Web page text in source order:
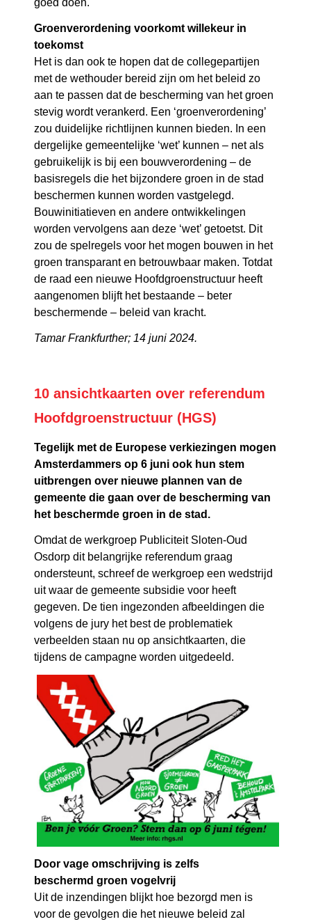
goed doen.
Groenverordening voorkomt willekeur in
toekomst
Het is dan ook te hopen dat de collegepartijen
met de wethouder bereid zijn om het beleid zo
aan te passen dat de bescherming van het groen
stevig wordt verankerd. Een ‘groenverordening’
zou duidelijke richtlijnen kunnen bieden. In een
dergelijke gemeentelijke ‘wet’ kunnen – net als
gebruikelijk is bij een bouwverordening – de
basisregels die het bijzondere groen in de stad
beschermen kunnen worden vastgelegd.
Bouwinitiatieven en andere ontwikkelingen
worden vervolgens aan deze ‘wet’ getoetst. Dit
zou de spelregels voor het mogen bouwen in het
groen transparant en betrouwbaar maken. Totdat
de raad een nieuwe Hoofdgroenstructuur heeft
aangenomen blijft het bestaande – beter
beschermende – beleid van kracht.
Tamar Frankfurther; 14 juni 2024.
10 ansichtkaarten over referendum
Hoofdgroenstructuur (HGS)
Tegelijk met de Europese verkiezingen mogen
Amsterdammers op 6 juni ook hun stem
uitbrengen over nieuwe plannen van de
gemeente die gaan over de bescherming van
het beschermde groen in de stad.
Omdat de werkgroep Publiciteit Sloten-Oud
Osdorp dit belangrijke referendum graag
ondersteunt, schreef de werkgroep een wedstrijd
uit waar de gemeente subsidie voor heeft
gegeven. De tien ingezonden afbeeldingen die
volgens de jury het best de problematiek
verbeelden staan nu op ansichtkaarten, die
tijdens de campagne worden uitgedeeld.
Door vage omschrijving is zelfs
beschermd groen vogelvrij
Uit de inzendingen blijkt hoe bezorgd men is
voor de gevolgen die het nieuwe beleid zal